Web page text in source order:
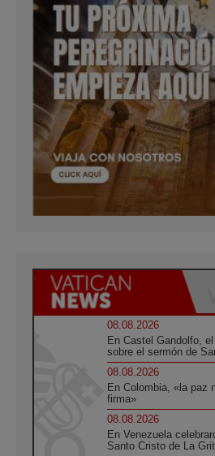
08.08.2026
En Castel Gandolfo,
sobre el sermón de
08.08.2026
En Colombia, «la paz
firma»
08.08.2026
En Venezuela
Santo Cristo de La